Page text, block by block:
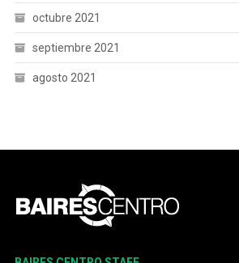
octubre 2021
septiembre 2021
agosto 2021